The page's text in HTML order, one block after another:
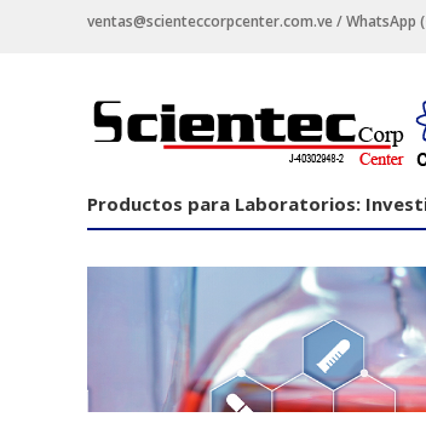
ventas@scienteccorpcenter.com.ve / WhatsApp
Productos
para
Laboratorios
Industriales
Educacionales.
Productos para Laboratorios: